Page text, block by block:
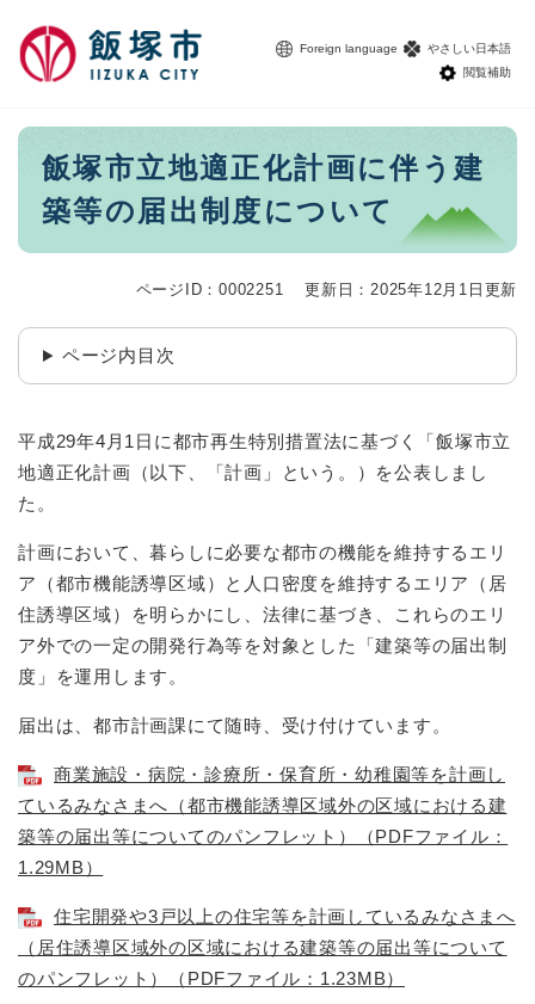
Foreign language
やさしい日本語
閲覧補助
本
飯塚市立地適正化計画に伴う建
築等の届出制度について
ページID：0002251 更新日：2025年12月1日更新
ページ内目次
平成29年4月1日に都市再生特別措置法に基づく「飯塚市立
地適正化計画（以下、「計画」という。）を公表しまし
た。
計画において、暮らしに必要な都市の機能を維持するエリ
ア（都市機能誘導区域）と人口密度を維持するエリア（居
住誘導区域）を明らかにし、法律に基づき、これらのエリ
ア外での一定の開発行為等を対象とした「建築等の届出制
度」を運用します。
届出は、都市計画課にて随時、受け付けています。
商業施設・病院・診療所・保育所・幼稚園等を計画し
ているみなさまへ（都市機能誘導区域外の区域における建
築等の届出等についてのパンフレット）（PDFファイル：
1.29MB）
住宅開発や3戸以上の住宅等を計画しているみなさまへ
（居住誘導区域外の区域における建築等の届出等について
のパンフレット）（PDFファイル：1.23MB）